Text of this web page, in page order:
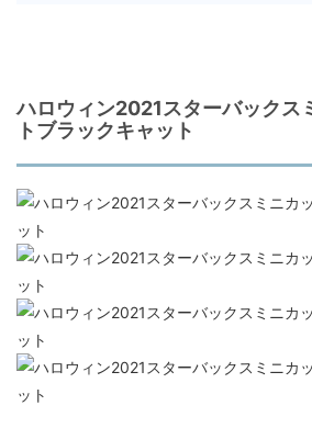
ハロウィン2021スターバックス
トブラックキャット